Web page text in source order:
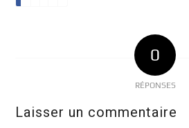
0
RÉPONSES
Laisser un commentaire